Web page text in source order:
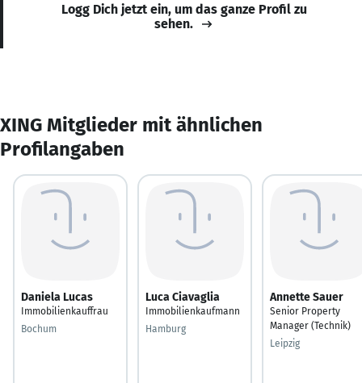
Logg Dich jetzt ein, um das ganze Profil zu
sehen.
XING Mitglieder mit ähnlichen
Profilangaben
Daniela Lucas
Immobilienkauffrau
Bochum
Luca Ciavaglia
Immobilienkaufmann
Hamburg
Annette Sauer
Senior Property
Manager (Technik)
Leipzig